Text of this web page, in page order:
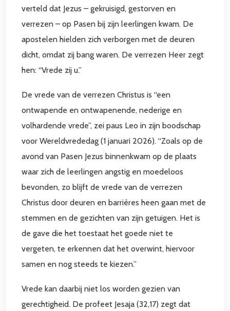
verteld dat Jezus – gekruisigd, gestorven en
verrezen – op Pasen bij zijn leerlingen kwam. De
apostelen hielden zich verborgen met de deuren
dicht, omdat zij bang waren. De verrezen Heer zegt
hen: “Vrede zij u.”
De vrede van de verrezen Christus is “een
ontwapende en ontwapenende, nederige en
volhardende vrede”, zei paus Leo in zijn boodschap
voor Wereldvrededag (1 januari 2026). “Zoals op de
avond van Pasen Jezus binnenkwam op de plaats
waar zich de leerlingen angstig en moedeloos
bevonden, zo blijft de vrede van de verrezen
Christus door deuren en barrières heen gaan met de
stemmen en de gezichten van zijn getuigen. Het is
de gave die het toestaat het goede niet te
vergeten, te erkennen dat het overwint, hiervoor
samen en nog steeds te kiezen.”
Vrede kan daarbij niet los worden gezien van
gerechtigheid. De profeet Jesaja (32,17) zegt dat